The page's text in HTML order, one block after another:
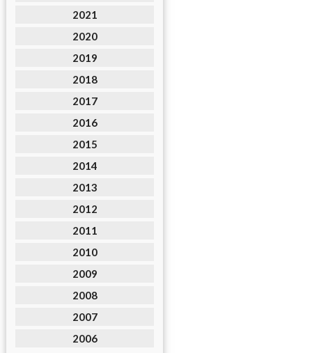
2021
2020
2019
2018
2017
2016
2015
2014
2013
2012
2011
2010
2009
2008
2007
2006